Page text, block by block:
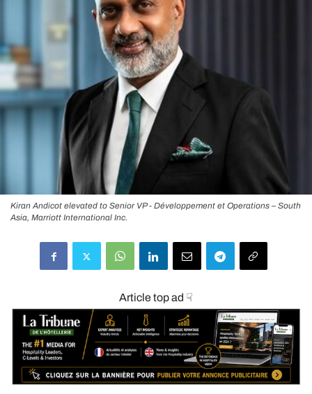
Kiran Andicot elevated to Senior VP - Développement et Operations – South
Asia, Marriott International Inc.
Article top ad ☟